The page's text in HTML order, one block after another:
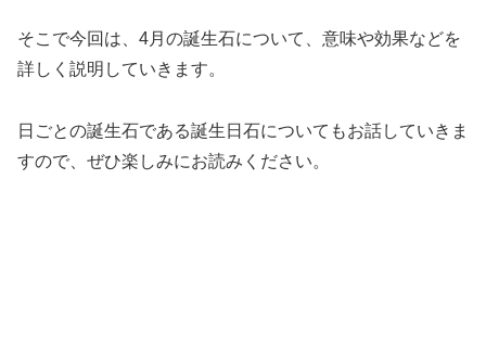
そこで今回は、4月の誕生石について、意味や効果などを
詳しく説明していきます。
日ごとの誕生石である誕生日石についてもお話していきま
すので、ぜひ楽しみにお読みください。